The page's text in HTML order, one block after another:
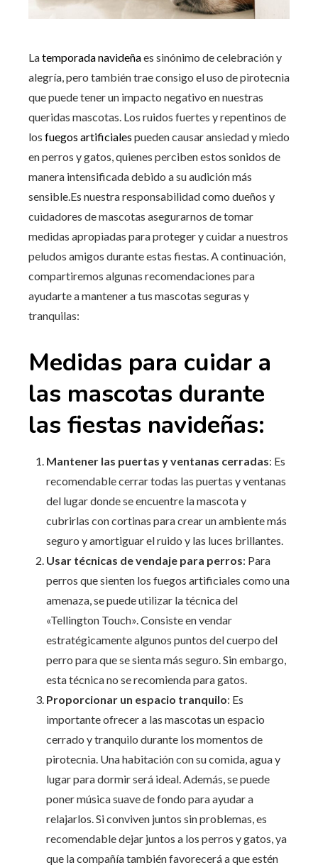
Latemporada navideñaes sinónimo de celebración y
alegría, pero también trae consigo el uso de pirotecnia
que puede tener un impacto negativo en nuestras
queridas mascotas. Los ruidos fuertes y repentinos de
los fuegos artificiales pueden causar ansiedad y miedo
en perros y gatos, quienes perciben estos sonidos de
manera intensificada debido a su audición más
sensible.Es nuestra responsabilidad como dueños y
cuidadores de mascotas asegurarnos de tomar
medidas apropiadas para proteger y cuidar a nuestros
peludos amigos durante estas fiestas. A continuación,
compartiremos algunas recomendaciones para
ayudarte a mantener a tus mascotas seguras y
tranquilas:
Medidas para cuidar a
las mascotas durante
las fiestas navideñas:
Mantener las puertas y ventanas cerradas: Es
recomendable cerrar todas las puertas y ventanas
del lugar donde se encuentre la mascota y
cubrirlas con cortinas para crear un ambiente más
seguro y amortiguar el ruido y las luces brillantes.
Usar técnicas de vendaje para perros: Para
perros que sienten los fuegos artificiales como una
amenaza, se puede utilizar la técnica del
«Tellington Touch». Consiste en vendar
estratégicamente algunos puntos del cuerpo del
perro para que se sienta más seguro. Sin embargo,
esta técnica no se recomienda para gatos.
Proporcionar un espacio tranquilo: Es
importante ofrecer a las mascotas un espacio
cerrado y tranquilo durante los momentos de
pirotecnia. Una habitación con su comida, agua y
lugar para dormir será ideal. Además, se puede
poner música suave de fondo para ayudar a
relajarlos. Si conviven juntos sin problemas, es
recomendable dejar juntos a los perros y gatos, ya
que la compañía también favorecerá a que estén